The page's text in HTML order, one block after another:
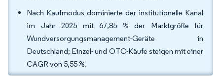
Nach Kaufmodus dominierte der institutionelle Kanal
im Jahr 2025 mit 67,85 % der Marktgröße für
Wundversorgungsmanagement-Geräte in
Deutschland; Einzel- und OTC-Käufe steigen mit einer
CAGR von 5,55 %.